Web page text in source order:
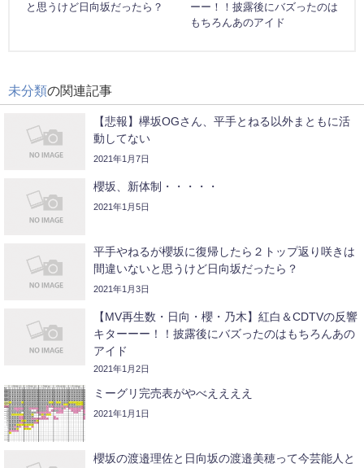
と思うけど日向坂だったら？
ーー！！披露後にバズったのは
もちろんあのアイド
未分類の関連記事
【悲報】欅坂OGさん、平手とねる以外まともに活
動してない
2021年1月7日
櫻坂、新体制・・・・・
2021年1月5日
平手やねるが櫻坂に復帰したら２トップ返り咲きは
間違いないと思うけど日向坂だったら？
2021年1月3日
【MV再生数・日向・櫻・乃木】紅白＆CDTVの反響
キターーー！！披露後にバズったのはもちろんあの
アイド
2021年1月2日
ミーグリ完売表がやべええええ
2021年1月1日
櫻坂の渡邉理佐と日向坂の渡邉美穂って今芸能人と